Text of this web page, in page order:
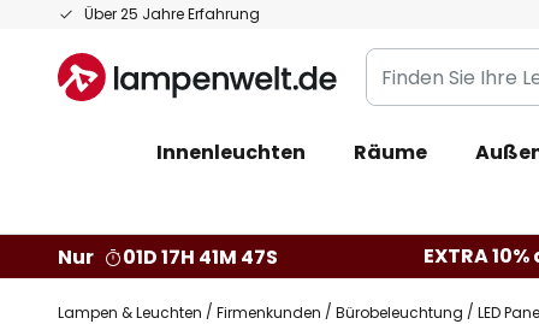
Über 25 Jahre Erfahrung
Zum
springen
Finden
Sie
Leuchte...
Innenleuchten Räume
Nur
01D 17H 41M 47S EXTRA
Lampen & Leuchten Firmenkunden Bürobeleuchtung LED